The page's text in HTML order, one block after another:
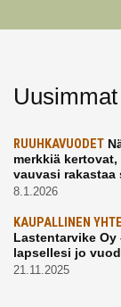
RUUHKAVUODET
merkkiä kertovat,
vauvasi rakastaa
8.1.2026
KAUPALLINEN
Lastentarvike Oy
lapsellesi jo
21.11.2025